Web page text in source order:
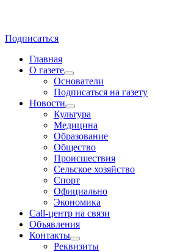
Подписаться
Главная
О газете
Основатели
Подписаться на газету
Новости
Культура
Медицина
Образование
Общество
Происшествия
Сельское хозяйство
Спорт
Официально
Экономика
Call-центр на связи
Объявления
Контакты
Реквизиты